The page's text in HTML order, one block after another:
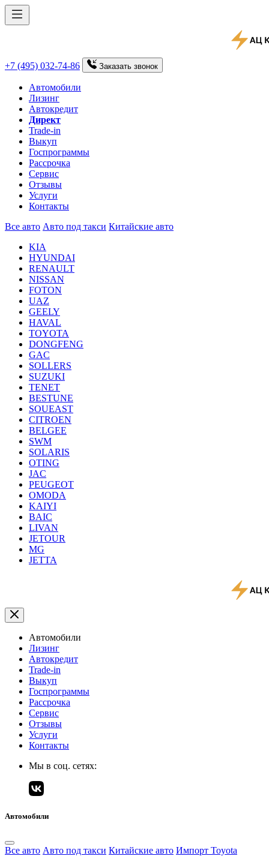
+7 (495) 032-74-86 Заказать звонок
Автомобили
Лизинг
Автокредит
Директ
Trade-in
Выкуп
Госпрограммы
Рассрочка
Сервис
Отзывы
Услуги
Контакты
Все авто Авто под такси Китайские авто
KIA
HYUNDAI
RENAULT
NISSAN
FOTON
UAZ
GEELY
HAVAL
TOYOTA
DONGFENG
GAC
SOLLERS
SUZUKI
TENET
BESTUNE
SOUEAST
CITROEN
BELGEE
SWM
SOLARIS
OTING
JAC
PEUGEOT
OMODA
KAIYI
BAIC
LIVAN
JETOUR
MG
JETTA
Автомобили
Лизинг
Автокредит
Trade-in
Выкуп
Госпрограммы
Рассрочка
Сервис
Отзывы
Услуги
Контакты
Мы в соц. сетях:
Автомобили
Все авто Авто под такси Китайские авто Импорт Toyota